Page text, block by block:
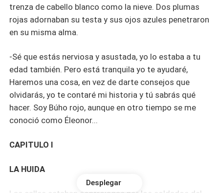
trenza de cabello blanco como la nieve. Dos plumas
rojas adornaban su testa y sus ojos azules penetraron
en su misma alma.
-Sé que estás nerviosa y asustada, yo lo estaba a tu
edad también. Pero está tranquila yo te ayudaré,
Haremos una cosa, en vez de darte consejos que
olvidarás, yo te contaré mi historia y tú sabrás qué
hacer. Soy Búho rojo, aunque en otro tiempo se me
conoció como Éleonor...
CAPITULO I
LA HUIDA
Desplegar